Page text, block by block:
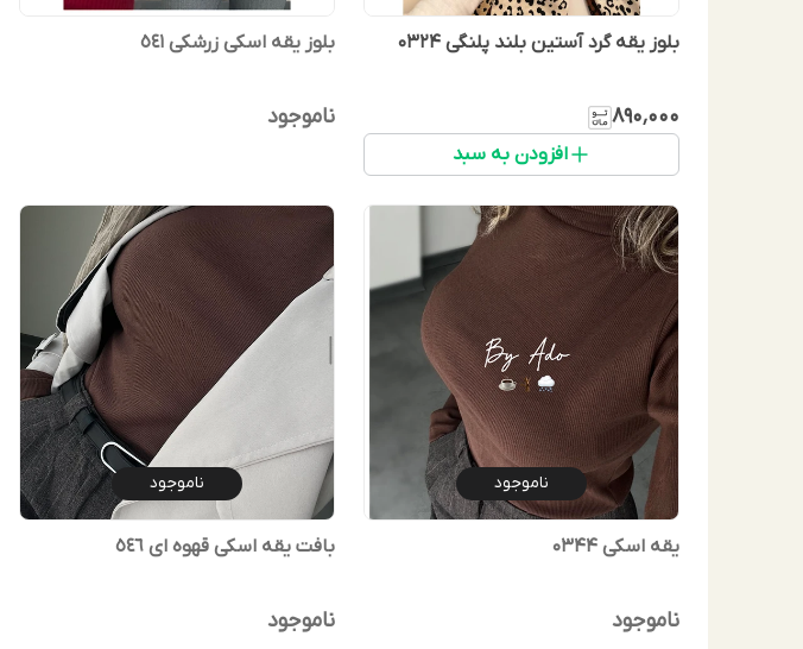
بلوز یقه گرد آستین بلند پلنگی 0324
۸۹۰٬۰۰۰
افزودن به سبد
بلوز یقه اسکی زرشکی ٥٤١
ناموجود
ناموجود
یقه اسکی 0344
ناموجود
ناموجود
بافت یقه اسکی قهوه ای ٥٤٦
ناموجود